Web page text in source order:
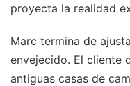
proyecta la realidad
Marc termina de
envejecido. El cliente
antiguas casas de